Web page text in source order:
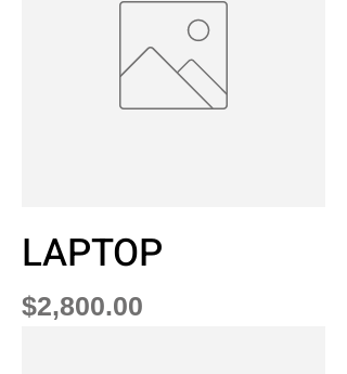
LAPTOP
Precio
$2,800.00